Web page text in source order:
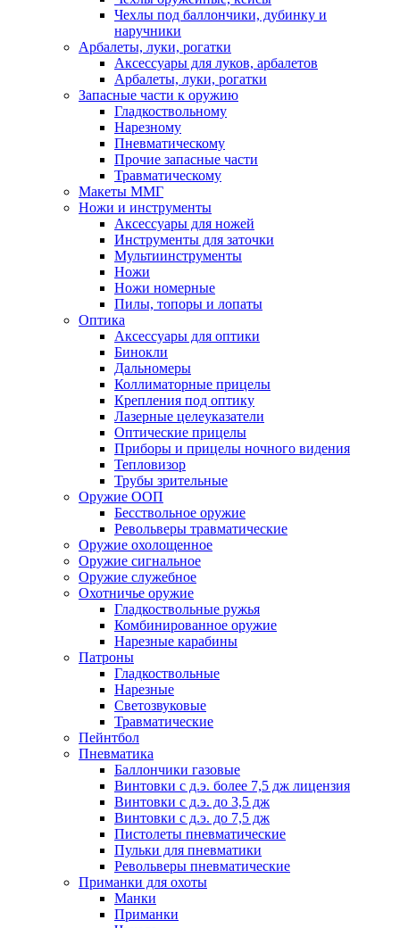
Чехлы под баллончики, дубинку и
наручники
Арбалеты, луки, рогатки
Аксессуары для луков, арбалетов
Арбалеты, луки, рогатки
Запасные части к оружию
Гладкоствольному
Нарезному
Пневматическому
Прочие запасные части
Травматическому
Макеты ММГ
Ножи и инструменты
Аксессуары для ножей
Инструменты для заточки
Мультиинструменты
Ножи
Ножи номерные
Пилы, топоры и лопаты
Оптика
Аксессуары для оптики
Бинокли
Дальномеры
Коллиматорные прицелы
Крепления под оптику
Лазерные целеуказатели
Оптические прицелы
Приборы и прицелы ночного видения
Тепловизор
Трубы зрительные
Оружие ООП
Бесствольное оружие
Револьверы травматические
Оружие охолощенное
Оружие сигнальное
Оружие служебное
Охотничье оружие
Гладкоствольные ружья
Комбинированное оружие
Нарезные карабины
Патроны
Гладкоствольные
Нарезные
Светозвуковые
Травматические
Пейнтбол
Пневматика
Баллончики газовые
Винтовки с д.э. более 7,5 дж лицензия
Винтовки с д.э. до 3,5 дж
Винтовки с д.э. до 7,5 дж
Пистолеты пневматические
Пульки для пневматики
Револьверы пневматические
Приманки для охоты
Манки
Приманки